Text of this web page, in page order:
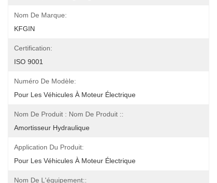
Nom De Marque:
KFGIN
Certification:
ISO 9001
Numéro De Modèle:
Pour Les Véhicules À Moteur Électrique
Nom De Produit : Nom De Produit ::
Amortisseur Hydraulique
Application Du Produit:
Pour Les Véhicules À Moteur Électrique
Nom De L'équipement::